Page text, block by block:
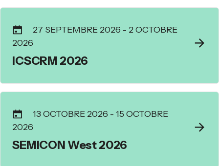
27 SEPTEMBRE 2026 - 2 OCTOBRE
2026
ICSCRM 2026
13 OCTOBRE 2026 - 15 OCTOBRE
2026
SEMICON West 2026